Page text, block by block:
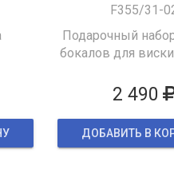
F355/31-
Подарочный
бокалов для
2 490
ДОБАВИТЬ В